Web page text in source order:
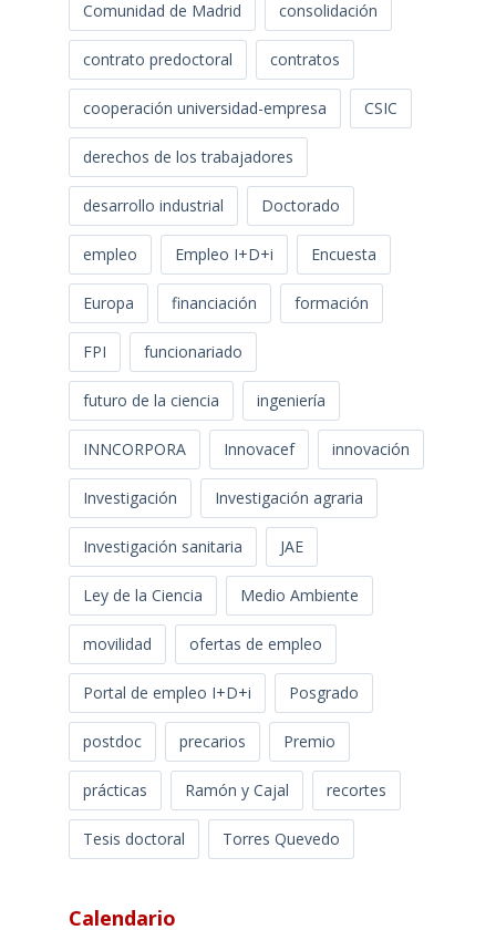
Comunidad de Madrid consolidación
contrato predoctoral contratos
cooperación universidad-empresa CSIC
derechos de los trabajadores
desarrollo industrial Doctorado
empleo Empleo I+D+i Encuesta
Europa financiación formación
FPI funcionariado
futuro de la ciencia ingeniería
INNCORPORA Innovacef innovación
Investigación Investigación agraria
Investigación sanitaria JAE
Ley de la Ciencia Medio Ambiente
movilidad ofertas de empleo
Portal de empleo I+D+i Posgrado
postdoc precarios Premio
prácticas Ramón y Cajal recortes
Tesis doctoral Torres Quevedo
Calendario